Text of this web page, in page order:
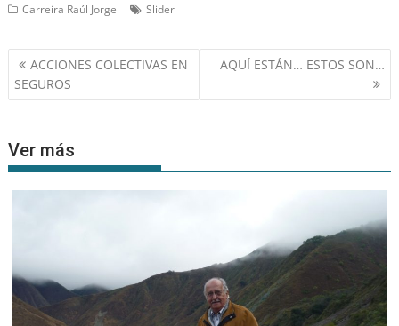
Carreira Raúl Jorge Slider
Navegación
de
entradas
ACCIONES COLECTIVAS EN
SEGUROS
AQUÍ ESTÁN… ESTOS SON…
Ver más